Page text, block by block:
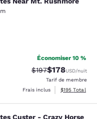
Near Mt.
1605 commentaires
Économiser 10 %
Tarif barré :
$197Tarif réduit :
$178USD/nuit
Tarif de membre
Frais inclus
Afficher les
$195 Total
Custer - Crazy Horse